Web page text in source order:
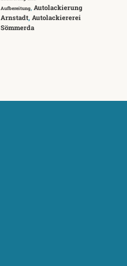
Aufbereitung, Autolackierung
Arnstadt, Autolackiererei
Sömmerda